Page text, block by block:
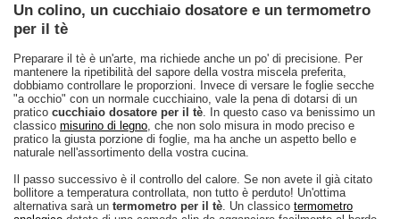
Un colino, un cucchiaio dosatore e un termometro
per il tè
Preparare il tè è un'arte, ma richiede anche un po' di precisione. Per
mantenere la ripetibilità del sapore della vostra miscela preferita,
dobbiamo controllare le proporzioni. Invece di versare le foglie secche
"a occhio" con un normale cucchiaino, vale la pena di dotarsi di un
pratico cucchiaio dosatore per il tè. In questo caso va benissimo un
classico misurino di legno, che non solo misura in modo preciso e
pratico la giusta porzione di foglie, ma ha anche un aspetto bello e
naturale nell'assortimento della vostra cucina.
Il passo successivo è il controllo del calore. Se non avete il già citato
bollitore a temperatura controllata, non tutto è perduto! Un'ottima
alternativa sarà un termometro per il tè. Un classico termometro